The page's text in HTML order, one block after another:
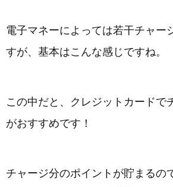
電子マネーによっては若干チャー
すが、基本はこんな感じですね。
この中だと、クレジットカードで
がおすすめです！
チャージ分のポイントが貯まるの